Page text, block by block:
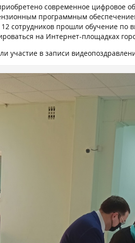
современное цифровое
программным
12 сотрудников прошли обучение
на Интернет-площадках
участие в записи